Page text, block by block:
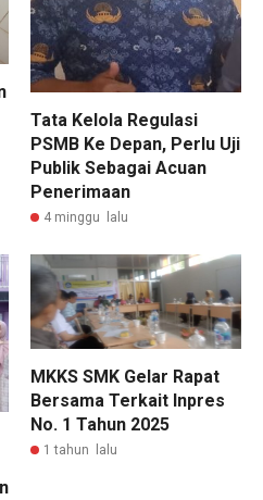
Tata Kelola Regulasi
PSMB Ke Depan, Perlu Uji
Publik Sebagai Acuan
Penerimaan
4 minggu lalu
MKKS SMK Gelar Rapat
Bersama Terkait Inpres
No. 1 Tahun 2025
1 tahun lalu